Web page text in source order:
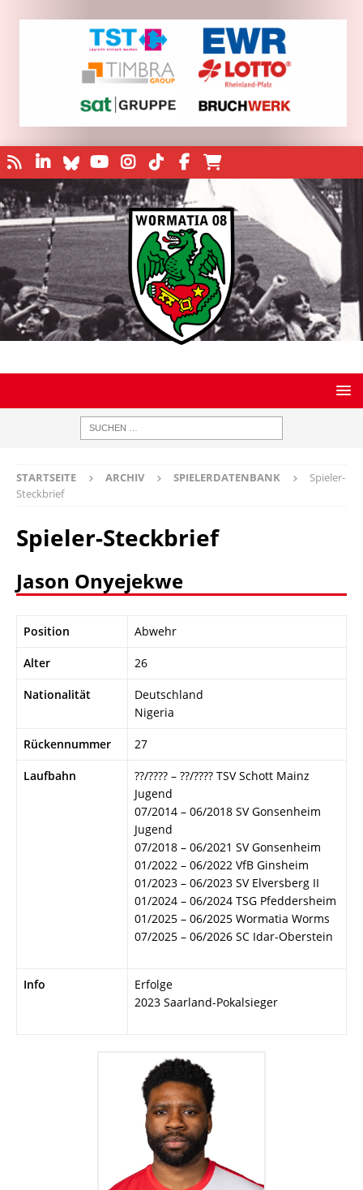
STARTSEITE ARCHIV SPIELERDATENBANK
Spieler-
Steckbrief
Spieler-Steckbrief
Jason Onyejekwe
Position Abwehr
Alter 26
Nationalität
Deutschland
Nigeria
Rückennummer 27
Laufbahn
??/???? – ??/???? TSV Schott Mainz
Jugend
07/2014 – 06/2018 SV Gonsenheim
Jugend
07/2018 – 06/2021 SV Gonsenheim
01/2022 – 06/2022 VfB Ginsheim
01/2023 – 06/2023 SV Elversberg II
01/2024 – 06/2024 TSG Pfeddersheim
01/2025 – 06/2025 Wormatia Worms
07/2025 – 06/2026 SC Idar-Oberstein
Info
Erfolge
2023 Saarland-Pokalsieger